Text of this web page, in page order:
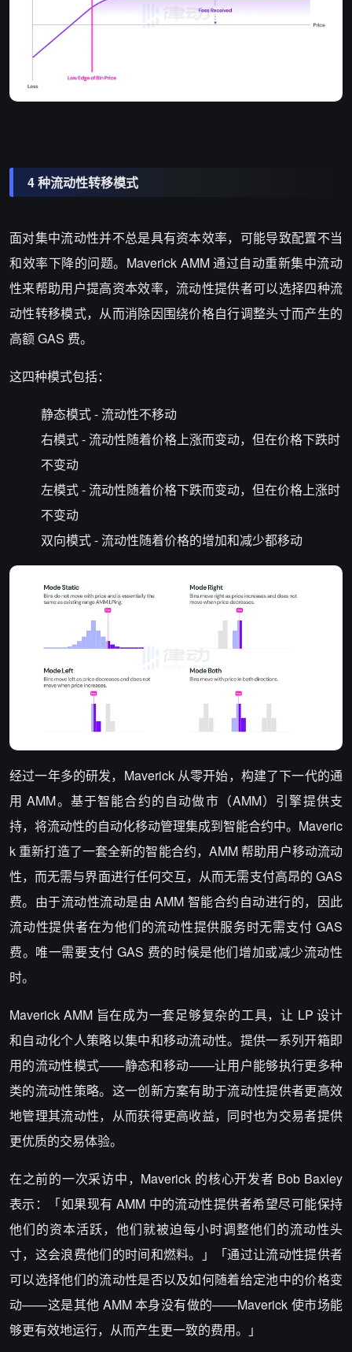
4 种流动性转移模式
面对集中流动性并不总是具有资本效率，可能导致配置不当
和效率下降的问题。Maverick AMM 通过自动重新集中流动
性来帮助用户提高资本效率，流动性提供者可以选择四种流
动性转移模式，从而消除因围绕价格自行调整头寸而产生的
高额 GAS 费。
这四种模式包括：
静态模式 - 流动性不移动
右模式 - 流动性随着价格上涨而变动，但在价格下跌时
不变动
左模式 - 流动性随着价格下跌而变动，但在价格上涨时
不变动
双向模式 - 流动性随着价格的增加和减少都移动
经过一年多的研发，Maverick 从零开始，构建了下一代的通
用 AMM。基于智能合约的自动做市（AMM）引擎提供支
持，将流动性的自动化移动管理集成到智能合约中。Maveric
k 重新打造了一套全新的智能合约，AMM 帮助用户移动流动
性，而无需与界面进行任何交互，从而无需支付高昂的 GAS
费。由于流动性流动是由 AMM 智能合约自动进行的，因此
流动性提供者在为他们的流动性提供服务时无需支付 GAS
费。唯一需要支付 GAS 费的时候是他们增加或减少流动性
时。
Maverick AMM 旨在成为一套足够复杂的工具，让 LP 设计
和自动化个人策略以集中和移动流动性。提供一系列开箱即
用的流动性模式——静态和移动——让用户能够执行更多种
类的流动性策略。这一创新方案有助于流动性提供者更高效
地管理其流动性，从而获得更高收益，同时也为交易者提供
更优质的交易体验。
在之前的一次采访中，Maverick 的核心开发者 Bob Baxley
表示：「如果现有 AMM 中的流动性提供者希望尽可能保持
他们的资本活跃，他们就被迫每小时调整他们的流动性头
寸，这会浪费他们的时间和燃料。」「通过让流动性提供者
可以选择他们的流动性是否以及如何随着给定池中的价格变
动——这是其他 AMM 本身没有做的——Maverick 使市场能
够更有效地运行，从而产生更一致的费用。」